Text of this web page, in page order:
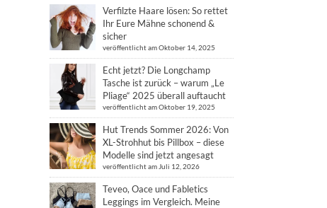
Verfilzte Haare lösen: So rettet
Ihr Eure Mähne schonend &
sicher
veröffentlicht am Oktober 14, 2025
Echt jetzt? Die Longchamp
Tasche ist zurück – warum „Le
Pliage“ 2025 überall auftaucht
veröffentlicht am Oktober 19, 2025
Hut Trends Sommer 2026: Von
XL-Strohhut bis Pillbox – diese
Modelle sind jetzt angesagt
veröffentlicht am Juli 12, 2026
Teveo, Oace und Fabletics
Leggings im Vergleich. Meine